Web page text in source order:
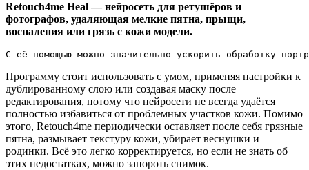
Retouch4me Heal — нейросеть для ретушёров и
фотографов, удаляющая мелкие пятна, прыщи,
воспаления или грязь с кожи модели.
С её помощью можно значительно ускорить обработку
Программу стоит использовать с умом, применяя настройки к
дублированному слою или создавая маску после
редактирования, потому что нейросети не всегда удаётся
полностью избавиться от проблемных участков кожи. Помимо
этого, Retouch4me периодически оставляет после себя грязные
пятна, размывает текстуру кожи, убирает веснушки и
родинки. Всё это легко корректируется, но если не знать об
этих недостатках, можно запороть снимок.